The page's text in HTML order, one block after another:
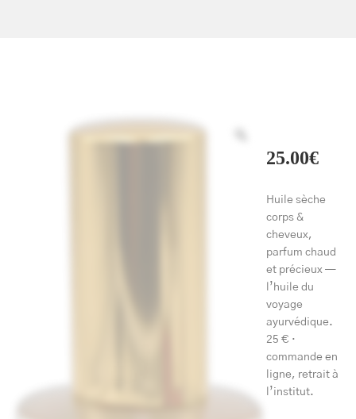
25.00€
Huile sèche
corps &
cheveux,
parfum chaud
et précieux —
l’huile du
voyage
ayurvédique.
25 € ·
commande en
ligne, retrait à
l’institut.